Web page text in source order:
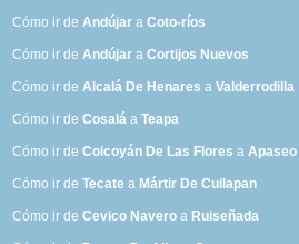
Cómo ir deAndújar aCoto-ríos
Cómo ir deAndújar aCortijos Nuevos
Cómo ir deAlcalá De Henares aValderrodilla
Cómo ir deCosalá aTeapa
Cómo ir deCoicoyán De Las Flores aApaseo
Cómo ir deTecate a Mártir De Cuilapan
Cómo ir deCevico Navero a Ruiseñada